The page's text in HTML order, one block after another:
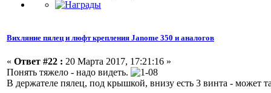
Вихляние пялец и люфт крепления Janome 350 и аналогов
« Ответ #22 : 20 Марта 2017, 17:21:16 »
Понять тяжело - надо видеть.
В держателе пялец, под крышкой, внизу есть 3 винта - может